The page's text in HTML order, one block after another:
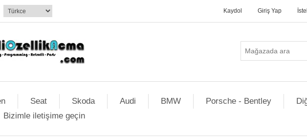
Kaydol Giriş Yap
Seat Skoda Audi BMW Porsche - Bentley
Bizimle iletişime geçin